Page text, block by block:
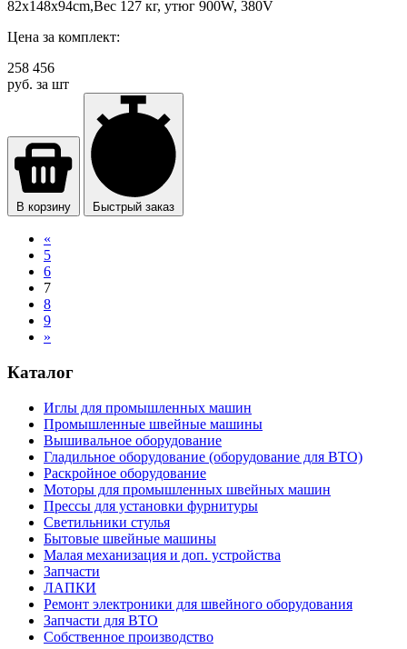
82x148x94cm,Вес 127 кг, утюг 900W, 380V
Цена за комплект:
258 456
руб. за шт
В корзину Быстрый заказ
«
5
6
7
8
9
»
Каталог
Иглы для промышленных машин
Промышленные швейные машины
Вышивальное оборудование
Гладильное оборудование (оборудование для ВТО)
Раскройное оборудование
Моторы для промышленных швейных машин
Прессы для установки фурнитуры
Светильники стулья
Бытовые швейные машины
Малая механизация и доп. устройства
Запчасти
ЛАПКИ
Ремонт электроники для швейного оборудования
Запчасти для ВТО
Собственное производство